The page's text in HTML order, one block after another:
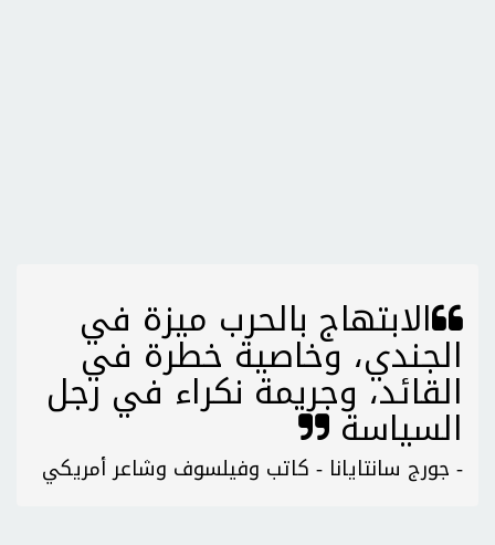
الابتهاج بالحرب ميزة في
الجندي، وخاصية خطرة في
القائد، وجريمة نكراء في رجل
السياسة
- جورج سانتايانا - كاتب وفيلسوف وشاعر أمريكي